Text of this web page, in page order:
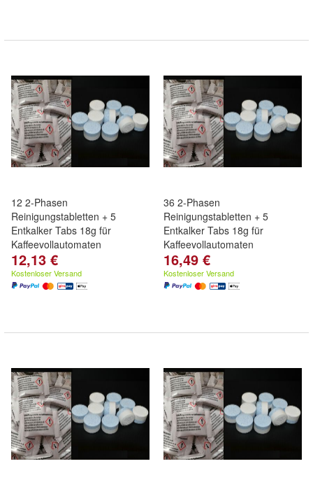
12 2-Phasen
Reinigungstabletten + 5
Entkalker Tabs 18g für
Kaffeevollautomaten
12,13 €
Kostenloser Versand
36 2-Phasen
Reinigungstabletten + 5
Entkalker Tabs 18g für
Kaffeevollautomaten
16,49 €
Kostenloser Versand